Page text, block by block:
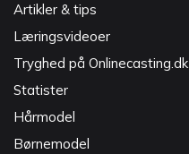
Artikler & tips
Læringsvideoer
Tryghed på Onlinecasting.dk
Statister
Hårmodel
Børnemodel